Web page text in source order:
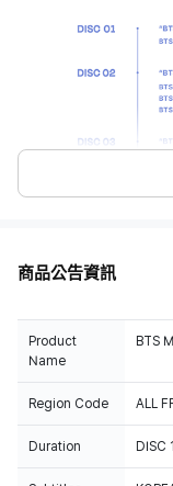
商品公告資訊
Product
Name
BTS
Region Code ALL
Duration DISC